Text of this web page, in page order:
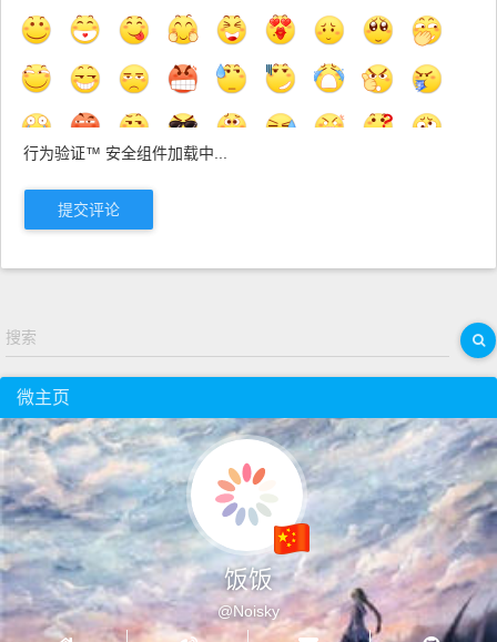
行为验证™ 安全组件加载中...
提交评论
搜索
微主页
饭饭
@Noisky